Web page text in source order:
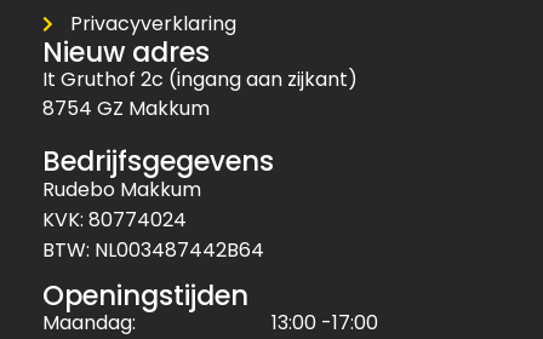
Privacyverklaring
Nieuw adres
It Gruthof 2c (ingang aan zijkant)
8754 GZ Makkum
Bedrijfsgegevens
Rudebo Makkum
KVK: 80774024
BTW: NL003487442B64
Openingstijden
Maandag:
13:00 -17:00